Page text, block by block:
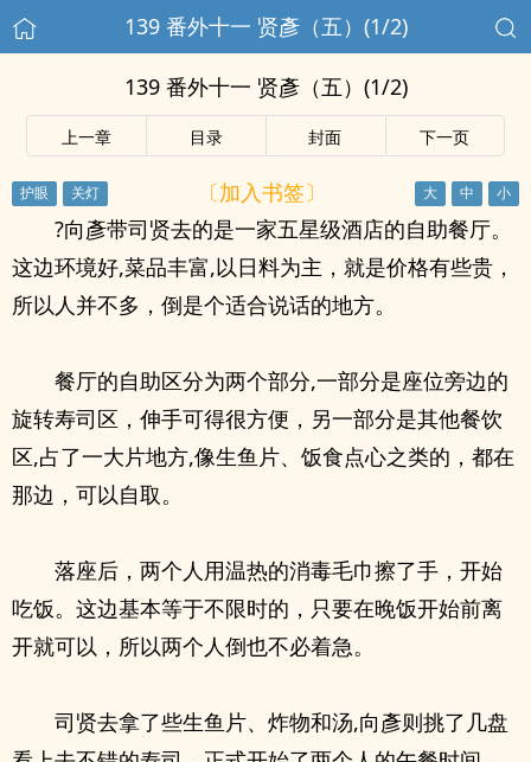
139 番外十一 贤彥（五）(1/2)
139 番外十一 贤彥（五）(1/2)
上一章 目录 封面 下一页
〔加入书签〕
?向彥带司贤去的是一家五星级酒店的自助餐厅。
这边环境好,菜品丰富,以日料为主，就是价格有些贵，
所以人并不多，倒是个适合说话的地方。
餐厅的自助区分为两个部分,一部分是座位旁边的
旋转寿司区，伸手可得很方便，另一部分是其他餐饮
区,占了一大片地方,像生鱼片、饭食点心之类的，都在
那边，可以自取。
落座后，两个人用温热的消毒毛巾擦了手，开始
吃饭。这边基本等于不限时的，只要在晚饭开始前离
开就可以，所以两个人倒也不必着急。
司贤去拿了些生鱼片、炸物和汤,向彥则挑了几盘